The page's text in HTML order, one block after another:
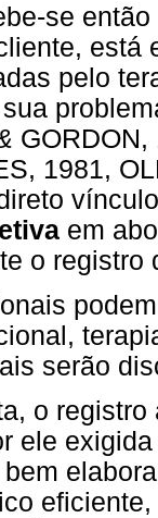
se
está
pelo
1981,
em
o
serão
o
ele